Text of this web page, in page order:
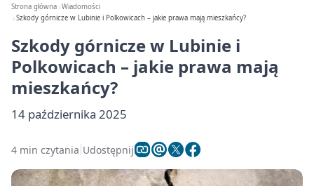
Strona główna Wiadomości
Szkody górnicze w Lubinie i Polkowicach – jakie prawa mają mieszkańcy?
Szkody górnicze w Lubinie i
Polkowicach – jakie prawa mają
mieszkańcy?
14 października 2025
4 min czytania Udostępnij